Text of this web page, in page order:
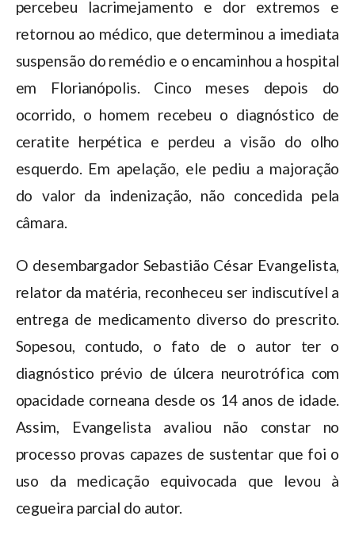
percebeu lacrimejamento e dor extremos e
retornou ao médico, que determinou a imediata
suspensão do remédio e o encaminhou a hospital
em Florianópolis. Cinco meses depois do
ocorrido, o homem recebeu o diagnóstico de
ceratite herpética e perdeu a visão do olho
esquerdo. Em apelação, ele pediu a majoração
do valor da indenização, não concedida pela
câmara.
O desembargador Sebastião César Evangelista,
relator da matéria, reconheceu ser indiscutível a
entrega de medicamento diverso do prescrito.
Sopesou, contudo, o fato de o autor ter o
diagnóstico prévio de úlcera neurotrófica com
opacidade corneana desde os 14 anos de idade.
Assim, Evangelista avaliou não constar no
processo provas capazes de sustentar que foi o
uso da medicação equivocada que levou à
cegueira parcial do autor.